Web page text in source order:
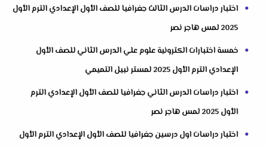
اختبار دراسات الدرس الثالث جغرافيا للصف الأول الإعدادي الترم الأول
2025 لمس هاجر نصر
خمسة اختبارات الكترونية علوم علي الدرس الثاني للصف الأول
الإعدادي الترم الأول 2025 لمستر نبيل التميمي
اختبار دراسات الدرس الثاني جغرافيا للصف الأول الإعدادي الترم
الأول 2025 لمس هاجر نصر
اختبار دراسات اول درسين جغرافيا للصف الأول الإعدادي الترم الأول